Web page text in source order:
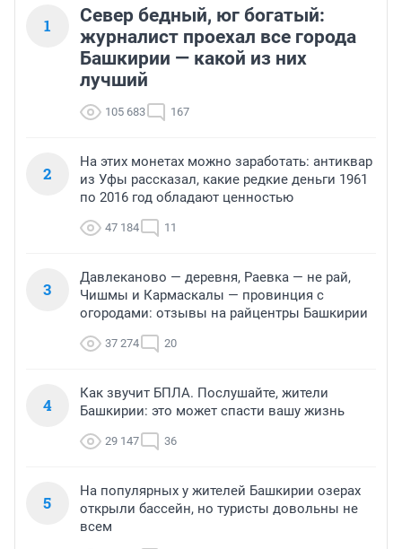
Но и вторая проблема на этом же въезде, это наша
долгожданная развязка на З.Валиди и пр/т С. Юлаева.
Потратили огромную сумму денег, а проблему не
решили. Как можно было послушать не
компетентных москвичей-проектировщиков и
ремонта было понятно, что на подъем к мостовой
1
Север бедный, юг богатый:
журналист проехал все города
Башкирии — какой из них
лучший
105 683 167
2
На этих монетах можно заработать: антиквар
из Уфы рассказал, какие редкие деньги 1961
по 2016 год обладают ценностью
47 184 11
3
Давлеканово — деревня, Раевка — не рай,
Чишмы и Кармаскалы — провинция с
огородами: отзывы на райцентры Башкирии
37 274 20
4
Как звучит БПЛА. Послушайте, жители
Башкирии: это может спасти вашу жизнь
29 147 36
5
На популярных у жителей Башкирии озерах
открыли бассейн, но туристы довольны не
всем